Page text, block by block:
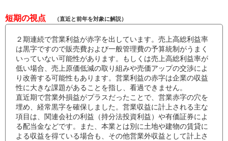
短期の視点 （直近と前年を対象に解説）
２期連続で営業利益が赤字を出しています。売上高総利益率
は黒字ですので販売費および一般管理費の予算統制がうまく
いっていない可能性があります。もしくは売上高総利益率が
低い場合、売上原価低減の取り組みや売価アップの交渉によ
り改善する可能性もあります。営業利益の赤字は企業の収益
性に大きな課題があることを指し、看過できません。
直近期で営業外損益がプラスだったことで、営業赤字の穴を
埋め、経常黒字を確保しました。営業収益に計上される主な
項目は、関連会社の利益（持分法投資利益）や有価証券によ
る配当金などです。また、本業とは別に土地や建物の賃貸に
よる収益を得ている場合も、その他営業外収益として計上さ